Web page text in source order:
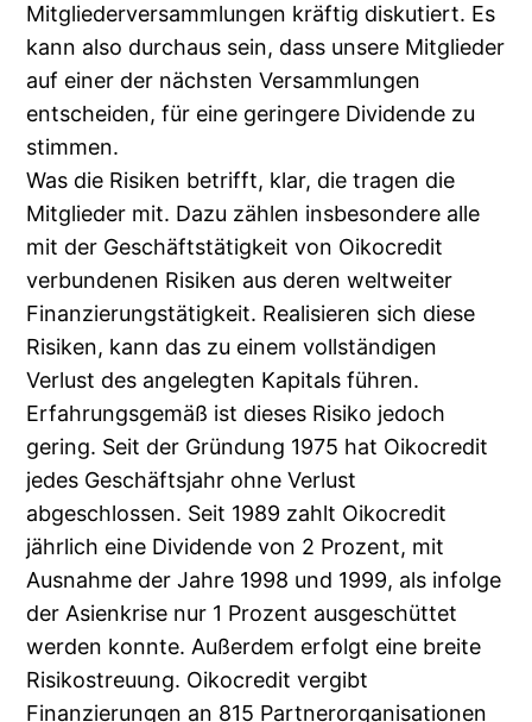
Mitgliederversammlungen kräftig diskutiert. Es
kann also durchaus sein, dass unsere Mitglieder
auf einer der nächsten Versammlungen
entscheiden, für eine geringere Dividende zu
stimmen.
Was die Risiken betrifft, klar, die tragen die
Mitglieder mit. Dazu zählen insbesondere alle
mit der Geschäftstätigkeit von Oikocredit
verbundenen Risiken aus deren weltweiter
Finanzierungstätigkeit. Realisieren sich diese
Risiken, kann das zu einem vollständigen
Verlust des angelegten Kapitals führen.
Erfahrungsgemäß ist dieses Risiko jedoch
gering. Seit der Gründung 1975 hat Oikocredit
jedes Geschäftsjahr ohne Verlust
abgeschlossen. Seit 1989 zahlt Oikocredit
jährlich eine Dividende von 2 Prozent, mit
Ausnahme der Jahre 1998 und 1999, als infolge
der Asienkrise nur 1 Prozent ausgeschüttet
werden konnte. Außerdem erfolgt eine breite
Risikostreuung. Oikocredit vergibt
Finanzierungen an 815 Partnerorganisationen